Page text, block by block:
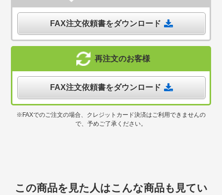
FAX注文依頼書をダウンロード
再注文のお客様
FAX注文依頼書をダウンロード
※FAXでのご注文の場合、クレジットカード決済はご利用できませんの
で、予めご了承ください。
この商品を見た人はこんな商品も見てい